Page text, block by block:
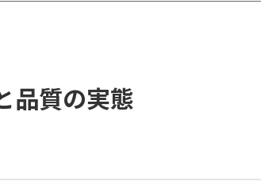
品質の実態